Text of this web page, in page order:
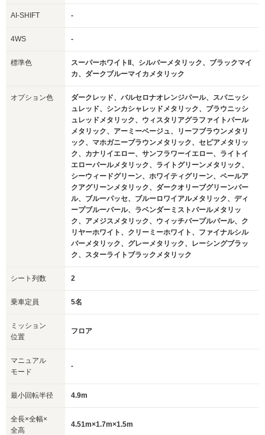
AI-SHIFT -
4WS -
標準色
スーパーホワイトII、シルバーメタリック、ブラックマイ
カ、ダークブルーマイカメタリック
オプション色
ダークレッド、バルセロナオレンジパール、スパニッシ
ュレッド、シンカシャレッドメタリック、ブラウニッシ
ュレッドメタリック、ウィスタリアグラファイトパール
メタリック、アーミーベージュ、リーフブラウンメタリ
ック、マホガニーブラウンメタリック、セピアメタリッ
ク、カナリイエロー、サンフラワーイエロー、ライトイ
エローパールメタリック、ライトグリーンメタリック、
シーウィードグリーン、ホワイティグリーン、ペールア
クアグリーンメタリック、ダークオリーブグリーンパー
ル、ブルーパッセ、ブルーロワイアルメタリック、ディ
ープブルーパール、ラベンダーミストパールメタリッ
ク、アメジスメタリック、ウィッチパープルパール、ク
リヤーホワイト、クリーミーホワイト、ファイナルシル
バーメタリック、グレーメタリック、レーシングブラッ
ク、スターライトブラックメタリック
シート列数 2
乗車定員 5名
ミッション
位置
フロア
マニュアル
モード
-
最小回転半径 4.9m
全長×全幅×
全高
4.51m×1.7m×1.5m